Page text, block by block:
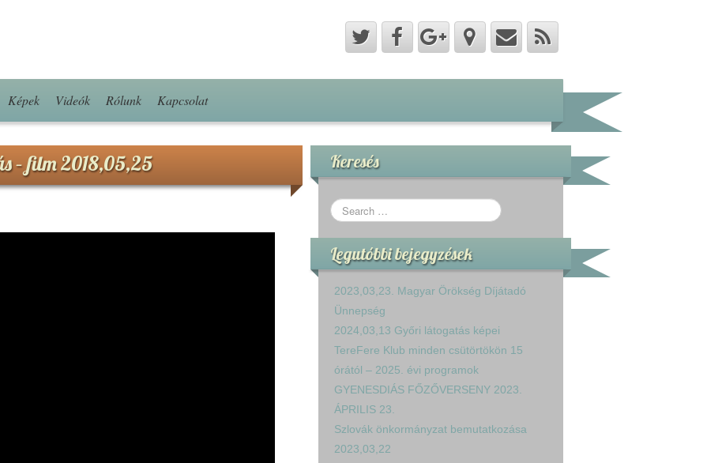
Képek Videók Rólunk Kapcsolat
– film 2018,05,25 Keresés
Legutóbbi bejegyzések
2023,03,23. Magyar Örökség Díjátadó
Ünnepség
2024,03,13 Győri látogatás képei
TereFere Klub minden csütörtökön 15
órától – 2025. évi programok
GYENESDIÁS FŐZŐVERSENY 2023.
ÁPRILIS 23.
Szlovák önkormányzat bemutatkozása
2023,03,22